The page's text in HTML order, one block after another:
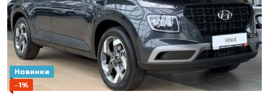
Новинка
−1%